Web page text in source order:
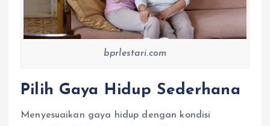
bprlestari.com
Pilih Gaya Hidup Sederhana
Menyesuaikan gaya hidup dengan kondisi